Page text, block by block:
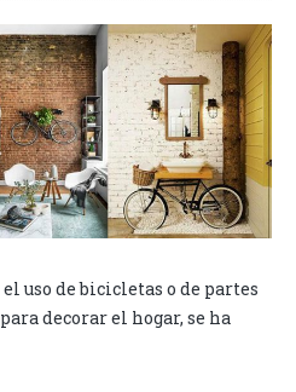
uso de bicicletas o de partes
decorar el hogar, se ha